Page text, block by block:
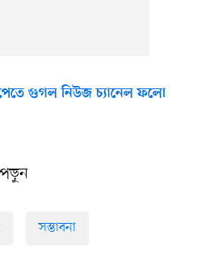
গুগল নিউজ চ্যানেল ফলো
সম্ভাবনা